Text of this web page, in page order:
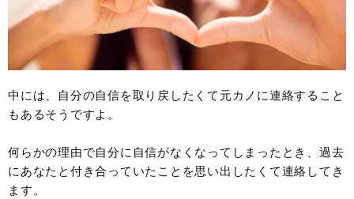
中には、自分の自信を取り戻したくて元カノに連絡すること
もあるそうですよ。
何らかの理由で自分に自信がなくなってしまったとき、過去
にあなたと付き合っていたことを思い出したくて連絡してき
ます。